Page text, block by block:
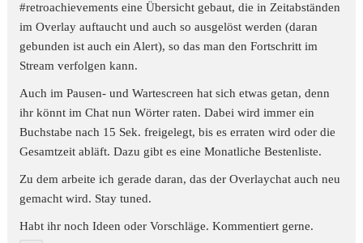
#retroachievements eine Übersicht gebaut, die in Zeitabständen
im Overlay auftaucht und auch so ausgelöst werden (daran
gebunden ist auch ein Alert), so das man den Fortschritt im
Stream verfolgen kann.
Auch im Pausen- und Wartescreen hat sich etwas getan, denn
ihr könnt im Chat nun Wörter raten. Dabei wird immer ein
Buchstabe nach 15 Sek. freigelegt, bis es erraten wird oder die
Gesamtzeit abläft. Dazu gibt es eine Monatliche Bestenliste.
Zu dem arbeite ich gerade daran, das der Overlaychat auch neu
gemacht wird. Stay tuned.
Habt ihr noch Ideen oder Vorschläge. Kommentiert gerne.